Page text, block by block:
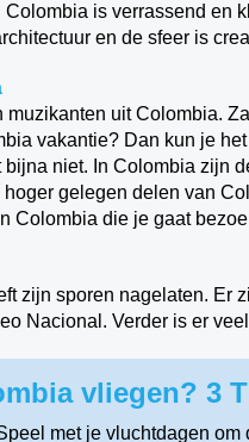
is verrassend en
en de sfeer is
muzikanten uit Colombia.
vakantie? Dan kun je
niet. In Colombia zijn
gelegen delen van
Colombia die je gaat
zijn sporen nagelaten. Er
Nacional. Verder is er
vliegen? 3
met je vluchtdagen